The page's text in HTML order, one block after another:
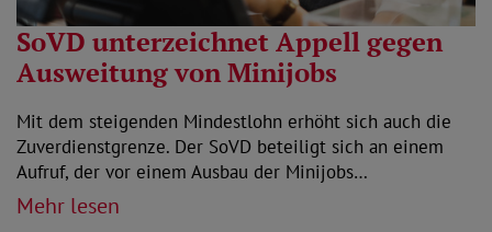
SoVD unterzeichnet Appell gegen
Ausweitung von Minijobs
Mit dem steigenden Mindestlohn erhöht sich auch die
Zuverdienstgrenze. Der SoVD beteiligt sich an einem
Aufruf, der vor einem Ausbau der Minijobs…
Mehr lesen